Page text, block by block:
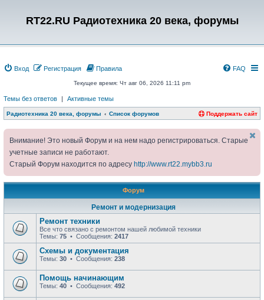
RT22.RU Радиотехника 20 века, форумы
Вход Регистрация FAQ
Правила
Текущее время: Чт авг 06, 2026 11:11 pm
Темы без ответов | Активные темы
Радиотехника 20 века, форумы Список форумов Поддержать сайт
Внимание! Это новый Форум и на нем надо регистрироваться. Старые
учетные записи не работают.
Старый Форум находится по адресу http://www.rt22.mybb3.ru
Форум
Ремонт и модернизация
Ремонт техники
Все что связано с ремонтом нашей любимой техники
Темы: 75 • Сообщения: 2417
Схемы и документация
Темы: 30 • Сообщения: 238
Помощь начинающим
Темы: 40 • Сообщения: 492